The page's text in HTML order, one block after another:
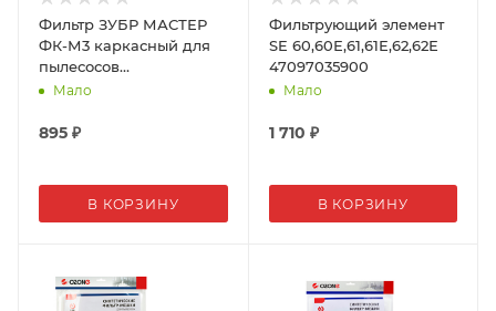
Фильтр ЗУБР МАСТЕР
ФК-М3 каркасный для
пылесосов
модификации М3 и М4
Мало
895 ₽
В КОРЗИНУ
Фильтрующий элемент
SE 60,60Е,61,61Е,62,62Е
47097035900
Мало
1 710 ₽
В КОРЗИНУ